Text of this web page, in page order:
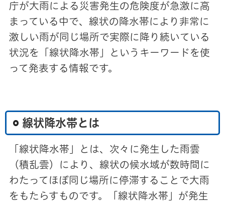
庁が大雨による災害発生の危険度が急激に高
まっている中で、線状の降水帯により非常に
激しい雨が同じ場所で実際に降り続いている
状況を「線状降水帯」というキーワードを使
って発表する情報です。
線状降水帯とは
「線状降水帯」とは、次々に発生した雨雲
（積乱雲）により、線状の候水域が数時間に
わたってほぼ同じ場所に停滞することで大雨
をもたらすものです。「線状降水帯」が発生